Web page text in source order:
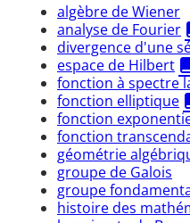
algèbre de Wiener
analyse de Fourier
divergence d'une
espace de Hilbert
fonction à spectre
fonction elliptique
fonction
fonction
géométrie
groupe de Galois
groupe
histoire des